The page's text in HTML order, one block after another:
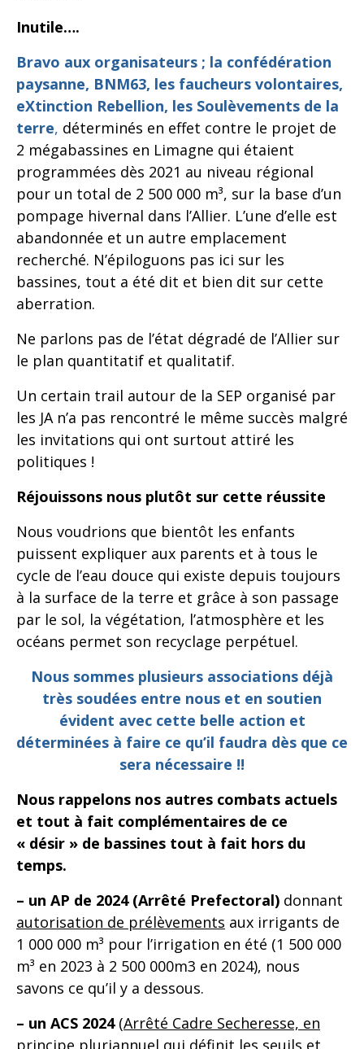
Inutile….
Bravo aux organisateurs ; la confédération
paysanne, BNM63, les faucheurs volontaires,
eXtinction Rebellion, les Soulèvements de la
terre, déterminés en effet contre le projet de
2 mégabassines en Limagne qui étaient
programmées dès 2021 au niveau régional
pour un total de 2 500 000 m³, sur la base d’un
pompage hivernal dans l’Allier. L’une d’elle est
abandonnée et un autre emplacement
recherché. N’épiloguons pas ici sur les
bassines, tout a été dit et bien dit sur cette
aberration.
Ne parlons pas de l’état dégradé de l’Allier sur
le plan quantitatif et qualitatif.
Un certain trail autour de la SEP organisé par
les JA n’a pas rencontré le même succès malgré
les invitations qui ont surtout attiré les
politiques !
Réjouissons nous plutôt sur cette réussite
Nous voudrions que bientôt les enfants
puissent expliquer aux parents et à tous le
cycle de l’eau douce qui existe depuis toujours
à la surface de la terre et grâce à son passage
par le sol, la végétation, l’atmosphère et les
océans permet son recyclage perpétuel.
Nous sommes plusieurs associations déjà
très soudées entre nous et en soutien
évident avec cette belle action et
déterminées à faire ce qu’il faudra dès que ce
sera nécessaire !!
Nous rappelons nos autres combats actuels
et tout à fait complémentaires de ce
« désir » de bassines tout à fait hors du
temps.
– un AP de 2024 (Arrêté Prefectoral) donnant
autorisation de prélèvements aux irrigants de
1 000 000 m³ pour l’irrigation en été (1 500 000
m³ en 2023 à 2 500 000m3 en 2024), nous
savons ce qu’il y a dessous.
– un ACS 2024 (Arrêté Cadre Secheresse, en
principe pluriannuel qui définit les seuils et